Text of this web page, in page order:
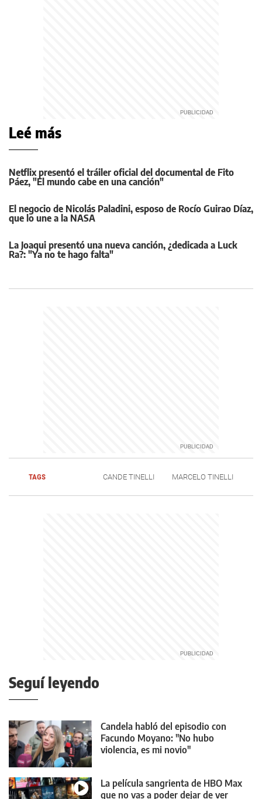
Leé más
Netflix presentó el tráiler oficial del documental de Fito
Páez, "El mundo cabe en una canción"
El negocio de Nicolás Paladini, esposo de Rocío Guirao Díaz,
que lo une a la NASA
La Joaqui presentó una nueva canción, ¿dedicada a Luck
Ra?: "Ya no te hago falta"
TAGS CANDE TINELLI MARCELO TINELLI
Seguí leyendo
Candela habló del episodio con
Facundo Moyano: "No hubo
violencia, es mi novio"
La película sangrienta de HBO Max
que no vas a poder dejar de ver